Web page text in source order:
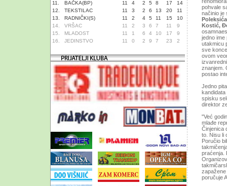
11.
BAČKA(BP) 11 4 2 5 8 17
14
12.
TEKSTILAC 11 3 2 6 13 20
11
13.
RADNIČKI(S) 11 2 4 5 11 15
10
14.
VRŠAC 11 2 3 6 7 11
9
15.
MLADOST 11 1 6 4 10 17
9
16.
JEDINSTVO 11 0 2 9 7 23 2
pohvale
načinio je
Kostić,
jedno
utakmicu
sve
ovom
znanjem.
postao
Jedno
kandidata
spisku
direktor
"Već
mlađe
Činjenica
to. Nisu li
Poručio
praćenja.
poručuje